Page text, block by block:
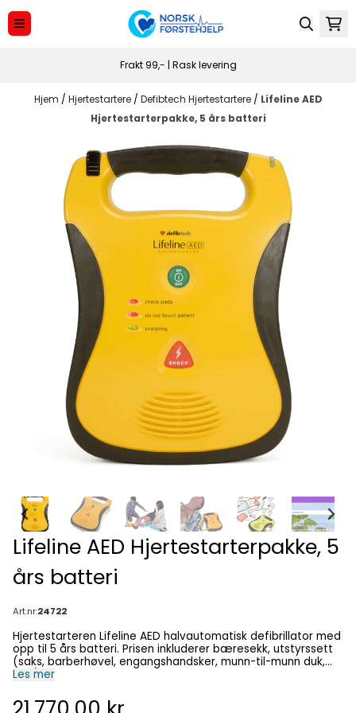
Hopp til innhold
Frakt 99,- | Rask levering
Hjem / Hjertestartere / Defibtech Hjertestartere / Lifeline AED
Hjertestarterpakke, 5 års batteri
Lifeline AED Hjertestarterpakke, 5
års batteri
Art.nr:24722
Hjertestarteren Lifeline AED halvautomatisk defibrillator med
opp til 5 års batteri. Prisen inkluderer bæresekk, utstyrssett
(saks, barberhøvel, engangshandsker, munn-til-munn duk,
tørk) og hjertestarterskilt. Norsk versjon med norsk språk og
hjertestartere i dette segmentet. Med kun to knapper
Les mer